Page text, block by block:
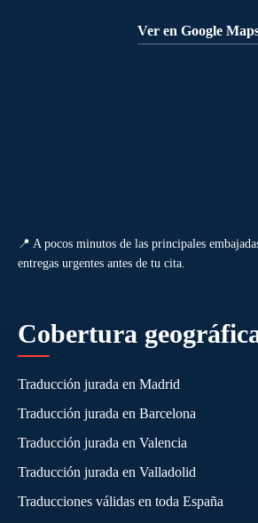
Ver en Google
📍 A pocos minutos de las principales
entregas urgentes antes de tu cita.
Cobertura
Traducción jurada en Madrid
Traducción jurada en Barcelona
Traducción jurada en Valencia
Traducción jurada en Valladolid
Traducciones válidas en toda España